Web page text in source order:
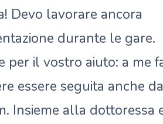
Devo lavorare ancora
durante le gare.
per il vostro aiuto: a me
essere seguita anche
Insieme alla dottoressa